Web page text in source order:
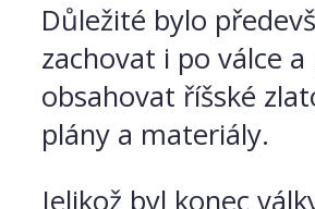
Důležité bylo
zachovat i po válce
obsahovat říšské
plány a materiály.
Jelikož byl konec